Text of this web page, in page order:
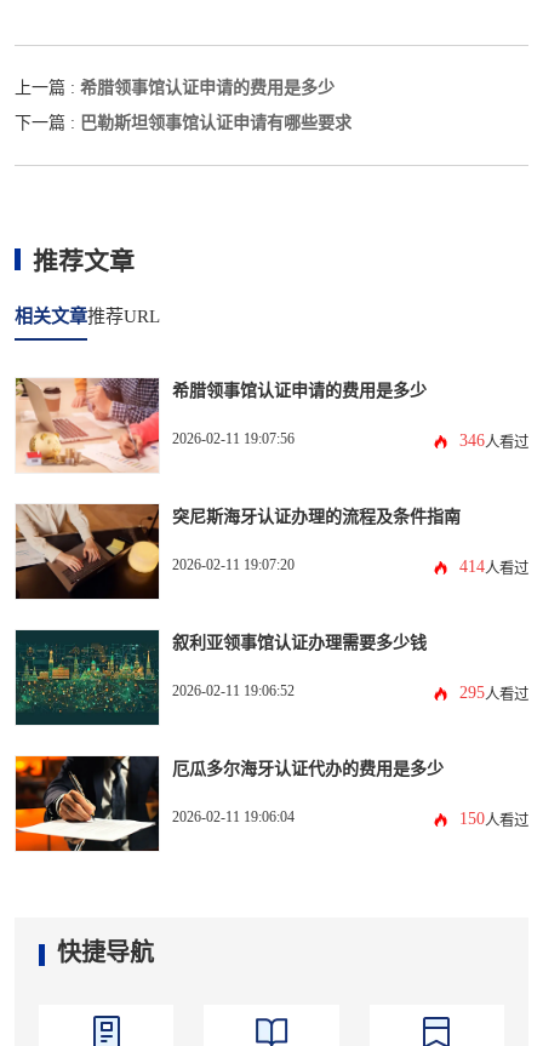
上一篇 : 希腊领事馆认证申请的费用是多少
下一篇 : 巴勒斯坦领事馆认证申请有哪些要求
推荐文章
相关文章推荐URL
希腊领事馆认证申请的费用是多少
2026-02-11 19:07:56 346人看过
突尼斯海牙认证办理的流程及条件指南
2026-02-11 19:07:20 414人看过
叙利亚领事馆认证办理需要多少钱
2026-02-11 19:06:52 295人看过
厄瓜多尔海牙认证代办的费用是多少
2026-02-11 19:06:04 150人看过
快捷导航